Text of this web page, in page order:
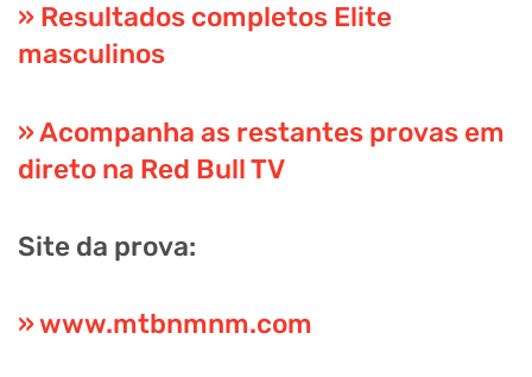
» Resultados completos Elite
masculinos
» Acompanha as restantes provas em
direto na Red Bull TV
Site da prova:
» www.mtbnmnm.com